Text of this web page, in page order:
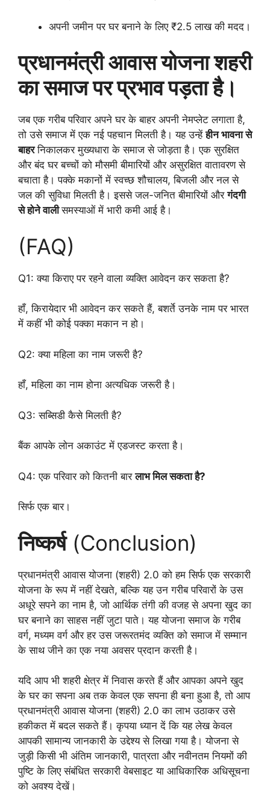
अपनी जमीन पर घर बनाने के लिए ₹2.5 लाख की मदद।
प्रधानमंत्री आवास योजना शहरी
का समाज पर प्रभाव पड़ता है।
जब एक गरीब परिवार अपने घर के बाहर अपनी नेमप्लेट लगाता है,
तो उसे समाज में एक नई पहचान मिलती है। यह उन्हेंहीन भावना से
बाहरनिकालकर मुख्यधारा के समाज से जोड़ता है। एक सुरक्षित
और बंद घर बच्चों को मौसमी बीमारियों और असुरक्षित वातावरण से
बचाता है। पक्के मकानों में स्वच्छ शौचालय, बिजली और नल से
जल की सुविधा मिलती है। इससे जल-जनित बीमारियों औरगंदगी
से होने वालीसमस्याओं में भारी कमी आई है।
(FAQ)
Q1: क्या किराए पर रहने वाला व्यक्ति आवेदन कर सकता है?
हाँ, किरायेदार भी आवेदन कर सकते हैं, बशर्ते उनके नाम पर भारत
में कहीं भी कोई पक्का मकान न हो।
Q2: क्या महिला का नाम जरूरी है?
हाँ, महिला का नाम होना अत्यधिक जरूरी है।
Q3: सब्सिडी कैसे मिलती है?
बैंक आपके लोन अकाउंट में एडजस्ट करता है।
Q4: एक परिवार को कितनी बारलाभ मिल सकता है?
सिर्फ एक बार।
निष्कर्ष(Conclusion)
प्रधानमंत्री आवास योजना (शहरी) 2.0 को हम सिर्फ एक सरकारी
योजना के रूप में नहीं देखते, बल्कि यह उन गरीब परिवारों के उस
अधूरे सपने का नाम है, जो आर्थिक तंगी की वजह से अपना खुद का
घर बनाने का साहस नहीं जुटा पाते। यह योजना समाज के गरीब
वर्ग, मध्यम वर्ग और हर उस जरूरतमंद व्यक्ति को समाज में सम्मान
के साथ जीने का एक नया अवसर प्रदान करती है।
​यदि आप भी शहरी क्षेत्र में निवास करते हैं और आपका अपने खुद
के घर का सपना अब तक केवल एक सपना ही बना हुआ है, तो आप
प्रधानमंत्री आवास योजना (शहरी) 2.0 का लाभ उठाकर उसे
हकीकत में बदल सकते हैं। कृपया ध्यान दें कि यह लेख केवल
आपकी सामान्य जानकारी के उद्देश्य से लिखा गया है। योजना से
जुड़ी किसी भी अंतिम जानकारी, पात्रता और नवीनतम नियमों की
पुष्टि के लिए संबंधित सरकारी वेबसाइट या आधिकारिक अधिसूचना
को अवश्य देखें।